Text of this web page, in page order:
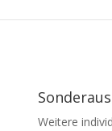
Weitere